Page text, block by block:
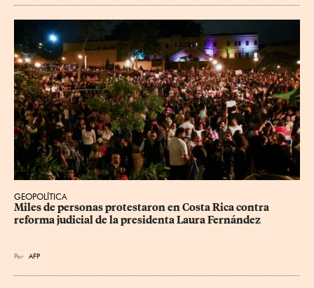
GEOPOLÍTICA
Miles de personas protestaron en Costa Rica contra
reforma judicial de la presidenta Laura Fernández
Por AFP